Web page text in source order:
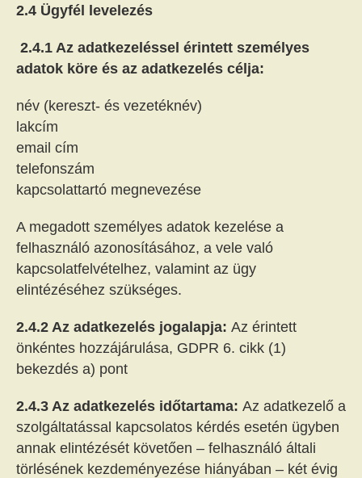
2.4 Ügyfél levelezés
2.4.1 Az adatkezeléssel érintett személyes
adatok köre és az adatkezelés célja:
név (kereszt- és vezetéknév)
lakcím
email cím
telefonszám
kapcsolattartó megnevezése
A megadott személyes adatok kezelése a
felhasználó azonosításához, a vele való
kapcsolatfelvételhez, valamint az ügy
elintézéséhez szükséges.
2.4.2 Az adatkezelés jogalapja: Az érintett
önkéntes hozzájárulása, GDPR 6. cikk (1)
bekezdés a) pont
2.4.3 Az adatkezelés időtartama: Az adatkezelő a
szolgáltatással kapcsolatos kérdés esetén ügyben
annak elintézését követően – felhasználó általi
törlésének kezdeményezése hiányában – két évig